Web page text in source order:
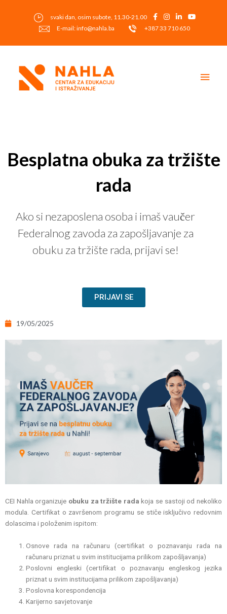
svaki dan, osim subote, 11.30-21.00
E-mail: info@nahla.ba
+387 33 710 650
Besplatna obuka za tržište
rada
Ako si nezaposlena osoba i imaš vaučer
Federalnog zavoda za zapošljavanje za
obuku za tržište rada, prijavi se!
PRIJAVI SE
19/05/2025
CEI Nahla organizuje obuku za tržište rada koja se sastoji od nekoliko
modula. Certifikat o završenom programu se stiče isključivo redovnim
dolascima i položenim ispitom:
Osnove rada na računaru (certifikat o poznavanju rada na
računaru priznat u svim institucijama prilikom zapošljavanja)
Poslovni engleski (certifikat o poznavanju engleskog jezika
priznat u svim institucijama prilikom zapošljavanja)
Poslovna korespondencija
Karijerno savjetovanje